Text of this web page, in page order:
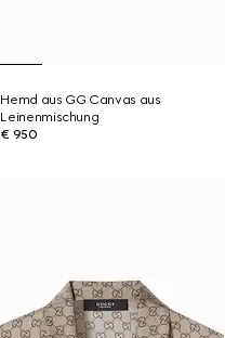
Hemd aus GG Canvas aus
Leinenmischung
€ 950